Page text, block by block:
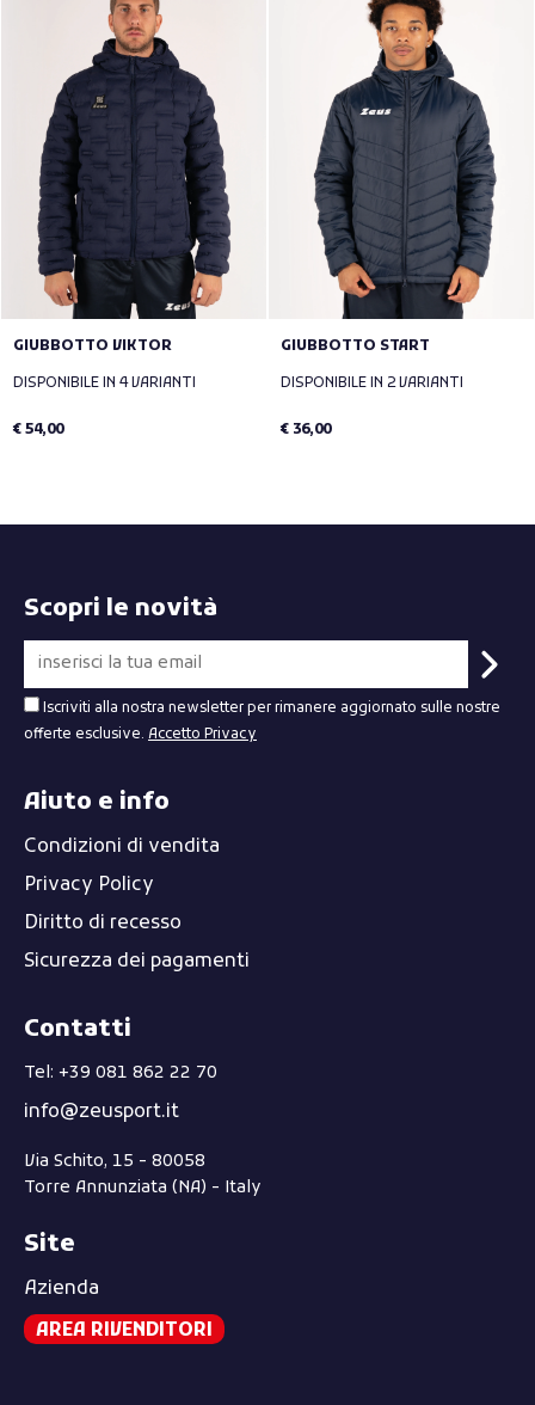
GIUBBOTTO VIKTOR
DISPONIBILE IN 4 VARIANTI
€ 54,00
GIUBBOTTO START
DISPONIBILE IN 2 VARIANTI
€ 36,00
Scopri le novità
Iscriviti alla nostra newsletter per rimanere aggiornato sulle nostre
offerte esclusive. Accetto Privacy
Aiuto e info
Condizioni di vendita
Privacy Policy
Diritto di recesso
Sicurezza dei pagamenti
Contatti
Tel: +39 081 862 22 70
info@zeusport.it
Via Schito, 15 - 80058
Torre Annunziata (NA) - Italy
Site
Azienda
AREA RIVENDITORI